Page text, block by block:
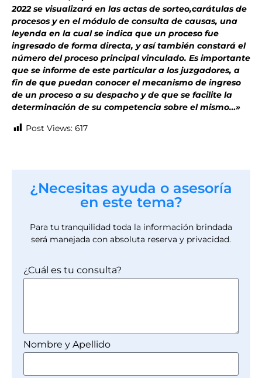
2022 se visualizará en las actas de sorteo,carátulas de
procesos y en el módulo de consulta de causas, una
leyenda en la cual se indica que un proceso fue
ingresado de forma directa, y así también constará el
número del proceso principal vinculado. Es importante
que se informe de este particular a los juzgadores, a
fin de que puedan conocer el mecanismo de ingreso
de un proceso a su despacho y de que se facilite la
determinación de su competencia sobre el mismo…»
Post Views: 617
¿Necesitas ayuda o asesoría
en este tema?
Para tu tranquilidad toda la información brindada
será manejada con absoluta reserva y privacidad.
¿Cuál es tu consulta?
Nombre y Apellido